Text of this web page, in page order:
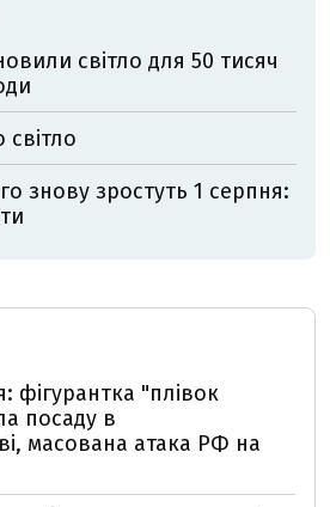
світло для 50 тисяч
світло
знову зростуть 1 серпня:
фігурантка "плівок
посаду в
масована атака РФ на